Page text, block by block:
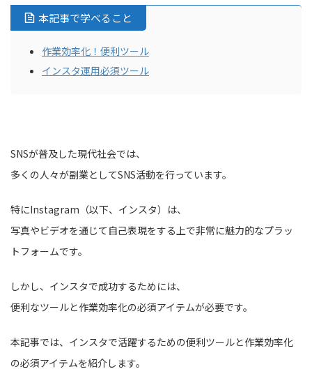
本記事で学べること
作業効率化！便利ツール
インスタ運用必須ツール
SNSが普及した現代社会では、
多くの人々が副業としてSNS活動を行っています。
特にInstagram（以下、インスタ）は、
写真やビデオを通じて自己表現をする上で非常に魅力的なプラッ
トフォームです。
しかし、インスタで成功するためには、
便利なツールと作業効率化の必須アイテムが必要です。
本記事では、インスタで活躍するための便利ツールと作業効率化
の必須アイテムを紹介します。